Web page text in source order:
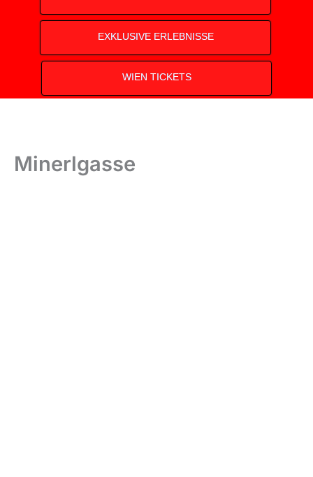
EXKLUSIVE ERLEBNISSE
WIEN TICKETS
Minerlgasse